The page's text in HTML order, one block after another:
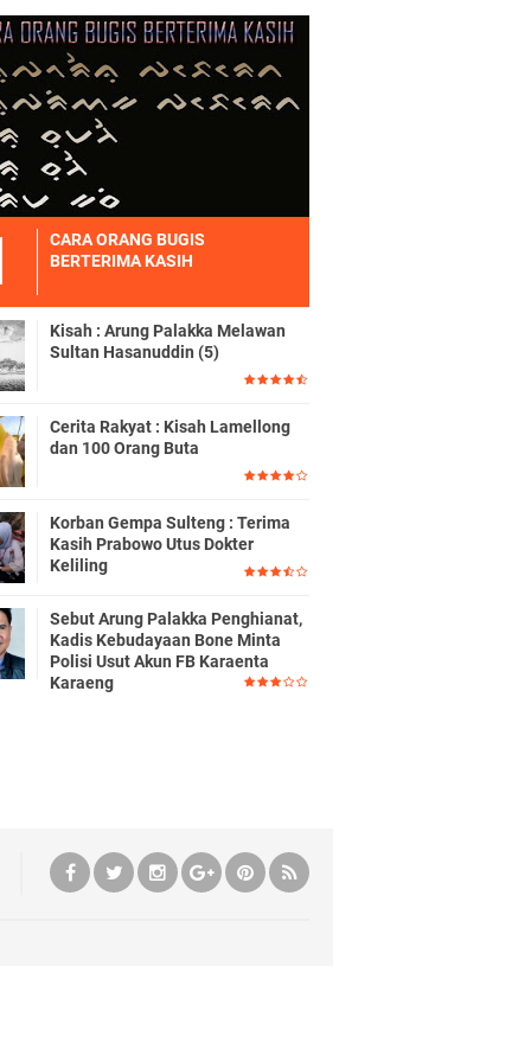
CARA ORANG BUGIS
BERTERIMA KASIH
Kisah : Arung Palakka Melawan
Sultan Hasanuddin (5)
Cerita Rakyat : Kisah Lamellong
dan 100 Orang Buta
Korban Gempa Sulteng : Terima
Kasih Prabowo Utus Dokter
Keliling
Sebut Arung Palakka Penghianat,
Kadis Kebudayaan Bone Minta
Polisi Usut Akun FB Karaenta
Karaeng